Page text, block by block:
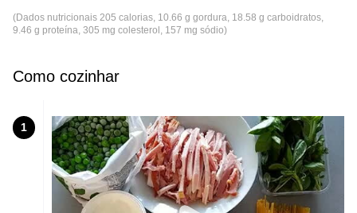
(Dados nutricionais 205 calorias, 10.66 g gordura, 18.58 g carboidratos,
9.46 g proteína, 305 mg colesterol, 157 mg sódio)
Como cozinhar
1